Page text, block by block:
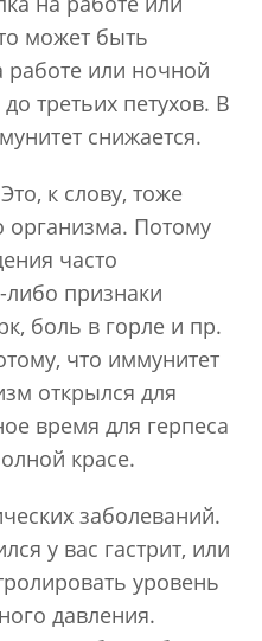
может быть
работе или ночной
третьих петухов. В
снижается.
к слову, тоже
организма. Потому
часто
либо признаки
боль в горле и пр.
что иммунитет
открылся для
время для герпеса
красе.
заболеваний.
у вас гастрит, или
уровень
давления.